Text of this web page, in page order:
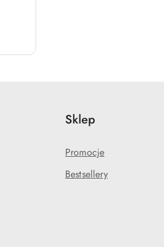
Sklep
Promocje
Bestsellery